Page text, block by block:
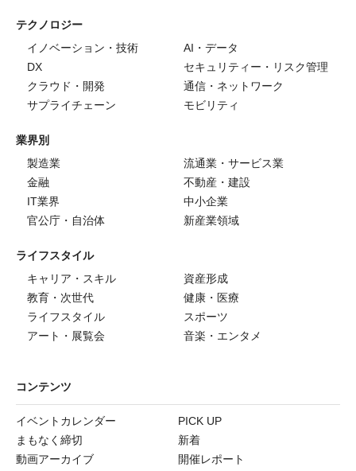
テクノロジー
イノベーション・技術
AI・データ
DX
セキュリティー・リスク管理
クラウド・開発
通信・ネットワーク
サプライチェーン
モビリティ
業界別
製造業
流通業・サービス業
金融
不動産・建設
IT業界
中小企業
官公庁・自治体
新産業領域
ライフスタイル
キャリア・スキル
資産形成
教育・次世代
健康・医療
ライフスタイル
スポーツ
アート・展覧会
音楽・エンタメ
コンテンツ
イベントカレンダー
PICK UP
まもなく締切
新着
動画アーカイブ
開催レポート